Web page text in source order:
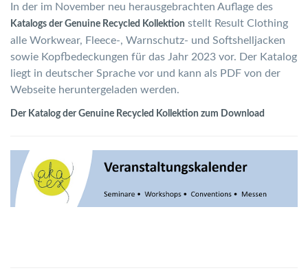
In der im November neu herausgebrachten Auflage des
Katalogs der Genuine Recycled Kollektion stellt Result Clothing
alle Workwear, Fleece-, Warnschutz- und Softshelljacken
sowie Kopfbedeckungen für das Jahr 2023 vor. Der Katalog
liegt in deutscher Sprache vor und kann als PDF von der
Webseite heruntergeladen werden.
Der Katalog der Genuine Recycled Kollektion zum Download